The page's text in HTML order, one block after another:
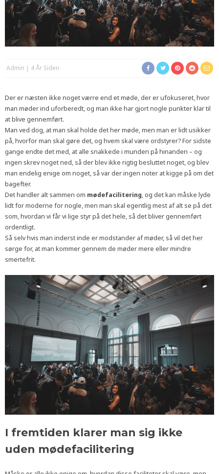
Admin 4 År Siden
Der er næsten ikke noget værre end et møde, der er ufokuseret, hvor
man møder ind uforberedt, og man ikke har gjort nogle punkter klar til
at blive gennemført.
Man ved dog, at man skal holde det her møde, men man er lidt usikker
på, hvorfor man skal gøre det, og hvem skal være ordstyrer? For sidste
gange endte det med, at alle snakkede i munden på hinanden – og
ingen skrev noget ned, så der blev ikke rigtig besluttet noget, og blev
man endelig enige om noget, så var der ingen noter at kigge på om det
bagefter.
Det handler alt sammen om mødefacilitering, og det kan måske lyde
lidt for moderne for nogle, men man skal egentlig mest af alt se på det
som, hvordan vi får vi lige styr på det hele, så det bliver gennemført
ordentligt.
Så selv hvis man inderst inde er modstander af møder, så vil det her
sørge for, at man kommer gennem de møder mere eller mindre
smertefrit.
I fremtiden klarer man sig ikke
uden mødefacilitering